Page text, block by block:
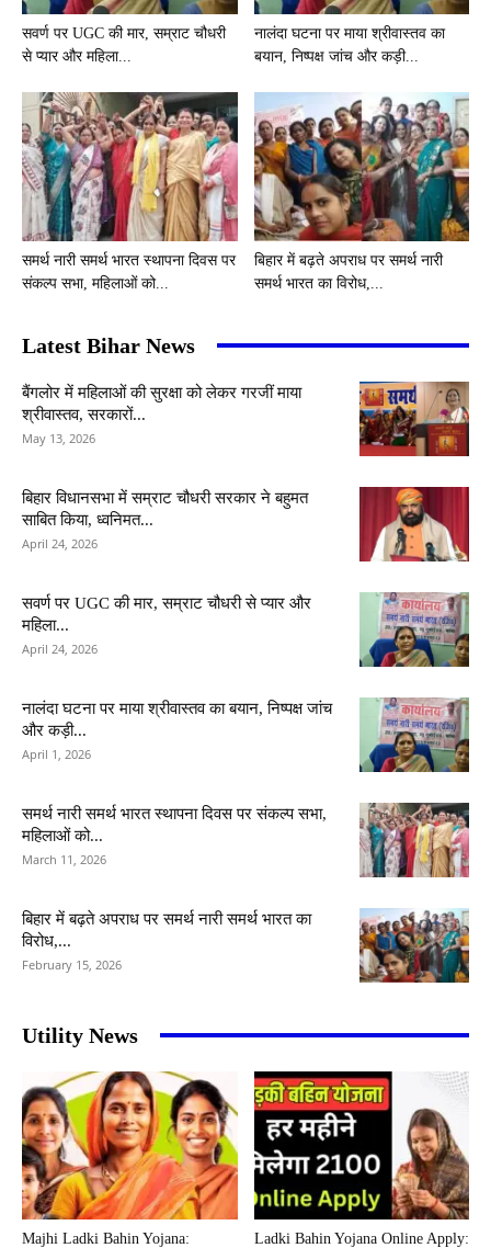
सवर्ण पर UGC की मार, सम्राट चौधरी
से प्यार और महिला...
नालंदा घटना पर माया श्रीवास्तव का
बयान, निष्पक्ष जांच और कड़ी...
समर्थ नारी समर्थ भारत स्थापना दिवस पर
संकल्प सभा, महिलाओं को...
बिहार में बढ़ते अपराध पर समर्थ नारी
समर्थ भारत का विरोध,...
Latest Bihar News
बैंगलोर में महिलाओं की सुरक्षा को लेकर गरजीं माया
श्रीवास्तव, सरकारों...
May 13, 2026
बिहार विधानसभा में सम्राट चौधरी सरकार ने बहुमत
साबित किया, ध्वनिमत...
April 24, 2026
सवर्ण पर UGC की मार, सम्राट चौधरी से प्यार और
महिला...
April 24, 2026
नालंदा घटना पर माया श्रीवास्तव का बयान, निष्पक्ष जांच
और कड़ी...
April 1, 2026
समर्थ नारी समर्थ भारत स्थापना दिवस पर संकल्प सभा,
महिलाओं को...
March 11, 2026
बिहार में बढ़ते अपराध पर समर्थ नारी समर्थ भारत का
विरोध,...
February 15, 2026
Utility News
Majhi Ladki Bahin Yojana:
Ladki Bahin Yojana Online Apply: